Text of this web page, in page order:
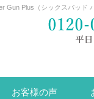
Gun Plus（シックスパッド
お客様の声